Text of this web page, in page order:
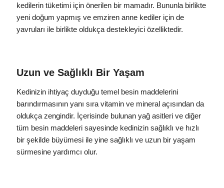
kedilerin tüketimi için önerilen bir mamadır. Bununla birlikte
yeni doğum yapmış ve emziren anne kediler için de
yavruları ile birlikte oldukça destekleyici özelliktedir.
Uzun ve Sağlıklı Bir Yaşam
Kedinizin ihtiyaç duyduğu temel besin maddelerini
barındırmasının yanı sıra vitamin ve mineral açısından da
oldukça zengindir. İçerisinde bulunan yağ asitleri ve diğer
tüm besin maddeleri sayesinde kedinizin sağlıklı ve hızlı
bir şekilde büyümesi ile yine sağlıklı ve uzun bir yaşam
sürmesine yardımcı olur.